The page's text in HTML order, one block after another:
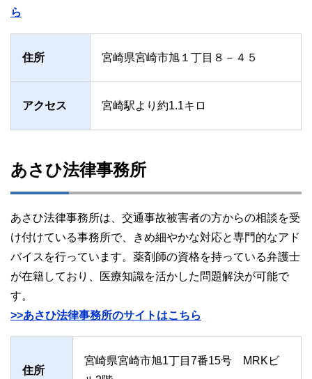
ら
住所 宮崎県宮崎市旭１丁目８－４５
アクセス 宮崎駅より約1.1キロ
あさひ法律事務所
あさひ法律事務所は、交通事故被害者の方からの相談を受
け付けている事務所で、きめ細やかな対応と専門的なアド
バイスを行っています。薬剤師の資格を持っている弁護士
が在籍しており、医療知識を活かした問題解決が可能で
す。
>>あさひ法律事務所のサイトはこちら
住所
宮崎県宮崎市旭1丁目7番15号 MRKビ